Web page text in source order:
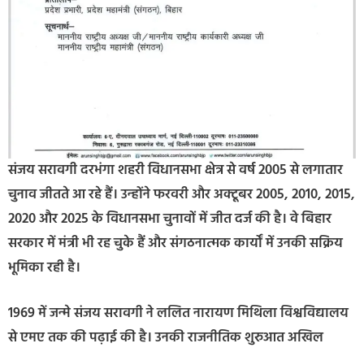
संजय सरावगी दरभंगा शहरी विधानसभा क्षेत्र से वर्ष 2005 से लगातार
चुनाव जीतते आ रहे हैं। उन्होंने फरवरी और अक्टूबर 2005, 2010, 2015,
2020 और 2025 के विधानसभा चुनावों में जीत दर्ज की है। वे बिहार
सरकार में मंत्री भी रह चुके हैं और संगठनात्मक कार्यों में उनकी सक्रिय
भूमिका रही है।
1969 में जन्मे संजय सरावगी ने ललित नारायण मिथिला विश्वविद्यालय
से एमए तक की पढ़ाई की है। उनकी राजनीतिक शुरुआत अखिल